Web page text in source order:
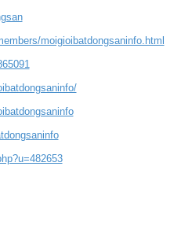
moigioibatdongsaninfo.html